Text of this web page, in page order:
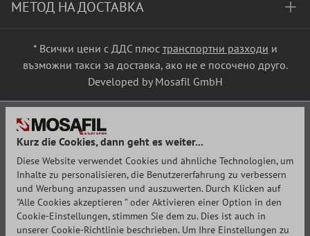
МЕТОД НА ДОСТАВКА
* Всички цени с ДДС плюс транспортни разходи и
възможни такси за доставка, ако не е посочено друго.
Developed by Mosafil GmbH
Kurz die Cookies, dann geht es weiter...
Diese Website verwendet Cookies und ähnliche Technologien, um
Inhalte zu personalisieren, die Benutzererfahrung zu verbessern
und Werbung anzupassen und auszuwerten. Durch Klicken auf
"Alle Cookies akzeptieren " oder Aktivieren einer Option in den
Cookie-Einstellungen, stimmen Sie dem zu. Dies ist auch in
unserer Cookie-Richtlinie beschrieben. Um Ihre Einstellungen zu